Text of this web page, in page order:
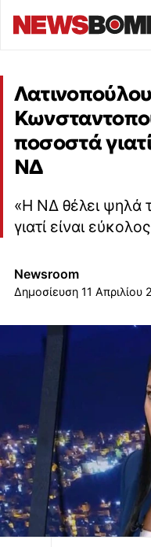
ποσοστά
ΝΔ
«Η ΝΔ θέλει ψηλά
γιατί είναι
Newsroom
11 Απριλίου